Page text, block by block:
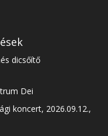
dicsőítő
Dei
koncert, 2026.09.12.,